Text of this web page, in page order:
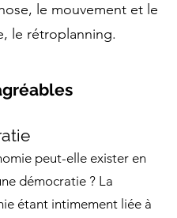
le mouvement et le
le rétroplanning.
peut-elle exister en
démocratie ? La
étant intimement liée à